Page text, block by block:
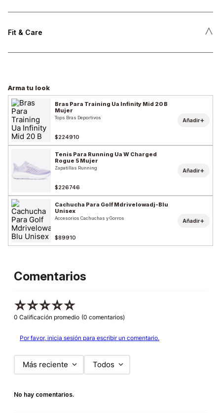
Fit & Care ˄
Arma tu look
Bras Para Training Ua Infinity Mid 20 B
Mujer
Tops Bras Deportivos
$224910
Añadir+
Tenis Para Running Ua W Charged
Rogue 5 Mujer
Zapatillas Running
$226746
Añadir+
Cachucha Para Golf Mdrivelowadj-Blu
Unisex
Accesorios Cachuchas y Gorros
$89910
Añadir+
Comentarios
☆☆☆☆☆
0 Calificación promedio (0 comentarios)
Por favor, inicia sesión para escribir un comentario.
Más reciente Todos
No hay comentarios.